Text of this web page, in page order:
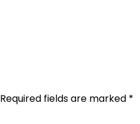
Required fields are marked *